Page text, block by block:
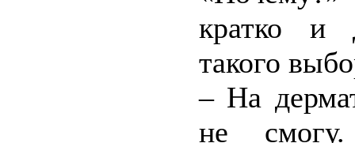
кратко и
такого
– На
не